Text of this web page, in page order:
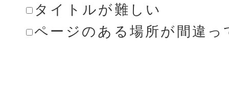
タイトルが難しい
ページのある場所が間違っ